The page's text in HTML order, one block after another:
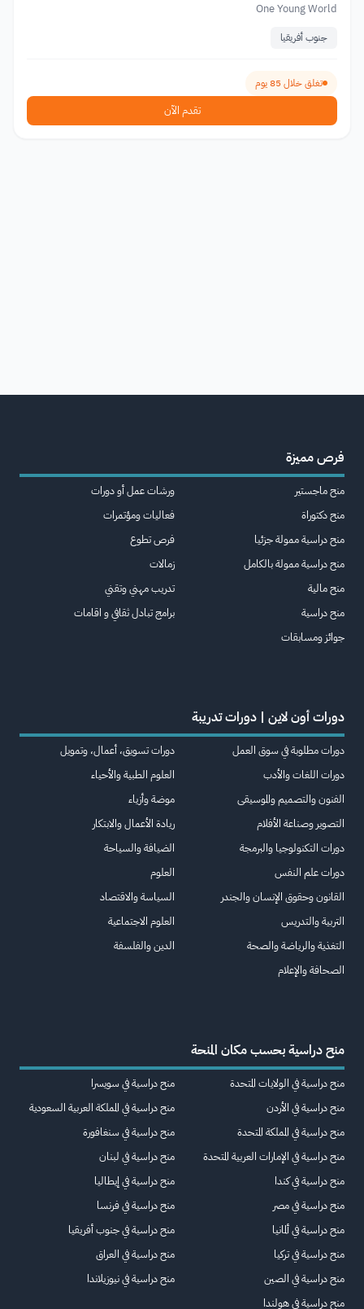
One Young World
جنوب أفريقيا
تغلق خلال 85 يوم
تقدم الآن
فرص مميزة
منح ماجستير
منح دكتوراة
منح دراسية ممولة جزئيا
منح دراسية ممولة بالكامل
منح مالية
منح دراسية
جوائز ومسابقات
ورشات عمل أو دورات
فعاليات ومؤتمرات
فرص تطوع
زمالات
تدريب مهني وتقني
برامج تبادل ثقافي و اقامات
دورات أون لاين | دورات تدريبة
دورات مطلوبة في سوق العمل
دورات اللغات والأدب
الفنون والتصميم والموسيقى
التصوير وصناعة الأفلام
دورات التكنولوجيا والبرمجة
دورات علم النفس
القانون وحقوق الإنسان والجندر
التربية والتدريس
التغذية والرياضة والصحة
الصحافة والإعلام
دورات تسويق، أعمال، وتمويل
العلوم الطبية والأحياء
موضة وأزياء
ريادة الأعمال والابتكار
الضيافة والسياحة
العلوم
السياسة والاقتصاد
العلوم الاجتماعية
الدين والفلسفة
منح دراسية بحسب مكان المنحة
منح دراسية في الولايات المتحدة
منح دراسية في الأردن
منح دراسية في المملكة المتحدة
منح دراسية في الإمارات العربية المتحدة
منح دراسية في كندا
منح دراسية في مصر
منح دراسية في ألمانيا
منح دراسية في تركيا
منح دراسية في الصين
منح دراسية في هولندا
منح دراسية في سويسرا
منح دراسية في المملكة العربية السعودية
منح دراسية في سنغافورة
منح دراسية في لبنان
منح دراسية في إيطاليا
منح دراسية في فرنسا
منح دراسية في جنوب أفريقيا
منح دراسية في العراق
منح دراسية في نيوزيلاندا